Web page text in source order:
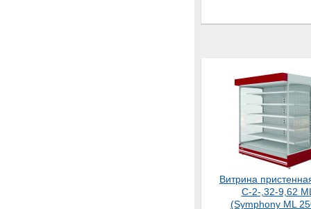
Витрина
С-2-,32-9,62
(Symphony ML